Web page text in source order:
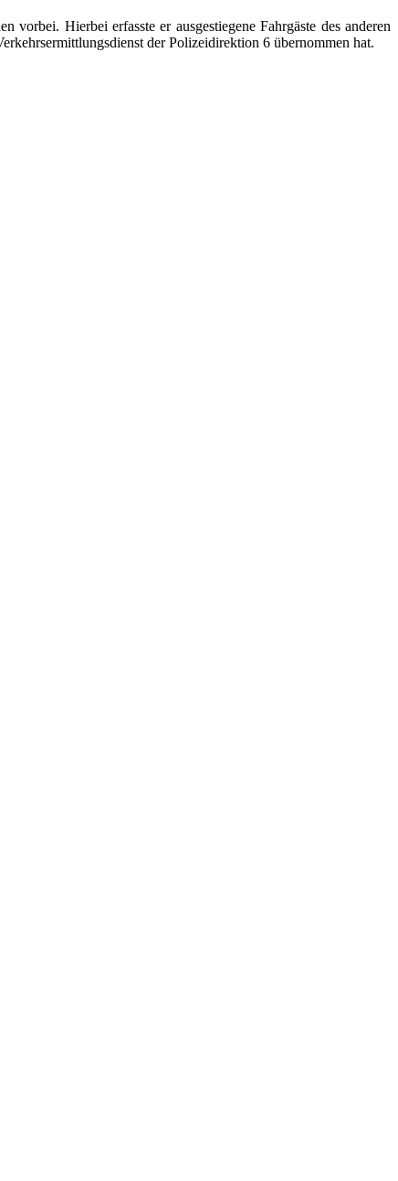
vorbei. Hierbei erfasste er ausgestiegene Fahrgäste des anderen
der Polizeidirektion 6 übernommen hat.